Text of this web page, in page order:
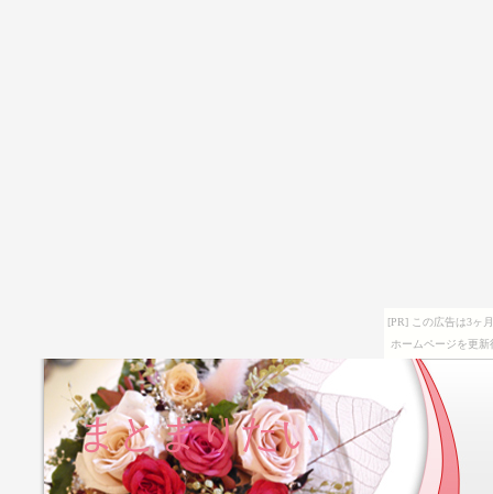
[PR] この広告は3ヶ
ホームページを更
まとまりたい